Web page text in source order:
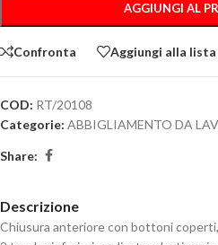
AGGIUNGI AL
Confronta Aggiungi alla
COD: RT/20108
Categorie: ABBIGLIAMENTO DA
Share:
Descrizione
Chiusura anteriore con bottoni